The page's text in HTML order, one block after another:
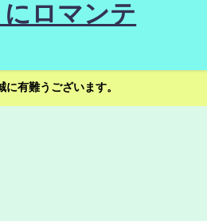
ロマンテ
有難うございます。